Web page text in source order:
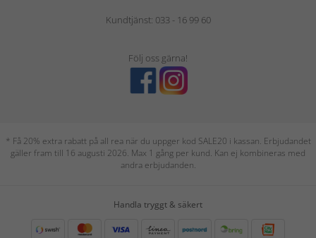
Kundtjänst: 033 - 16 99 60
Följ oss gärna!
* Få 20% extra rabatt på all rea när du uppger kod SALE20 i kassan. Erbjudandet
gäller fram till 16 augusti 2026. Max 1 gång per kund. Kan ej kombineras med
andra erbjudanden.
Handla tryggt & säkert